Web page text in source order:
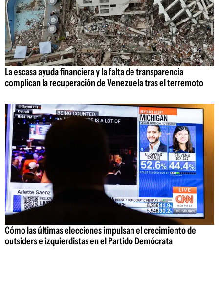
La escasa ayuda financiera y la falta de transparencia
complican la recuperación de Venezuela tras el terremoto
Cómo las últimas elecciones impulsan el crecimiento de
outsiders e izquierdistas en el Partido Demócrata